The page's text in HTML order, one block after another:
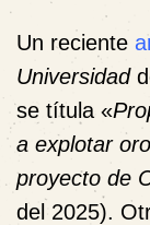
Un reciente
Universidad
se títula «
a explotar
proyecto de
del 2025).